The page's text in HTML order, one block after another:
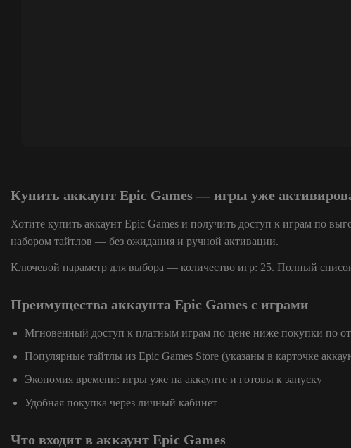
Купить аккаунт Epic Games — игры уже
Хотите купить аккаунт Epic Games и получить доступ к играм по
набором тайтлов — без ожидания и ручной активации.
Ключевой параметр для выбора — количество игр: 25. Полный
Преимущества аккаунта Epic Games с играми
Мгновенный доступ к платным играм по цене ниже покупки по
Популярные тайтлы из Epic Games Store (указаны в карточке
Экономия времени: игры уже на аккаунте и готовы к запуску
Удобная покупка через личный кабинет
Что входит в аккаунт Epic Games